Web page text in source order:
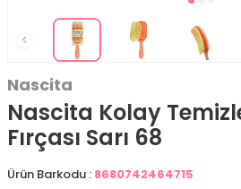
Nascita
Nascita Kolay
Fırçası Sarı 68
Ürün Barkodu : 8680742464715